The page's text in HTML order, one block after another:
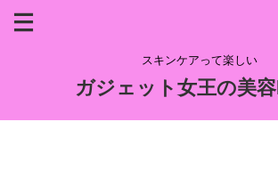
スキンケアって楽しい
ガジェット女王の美